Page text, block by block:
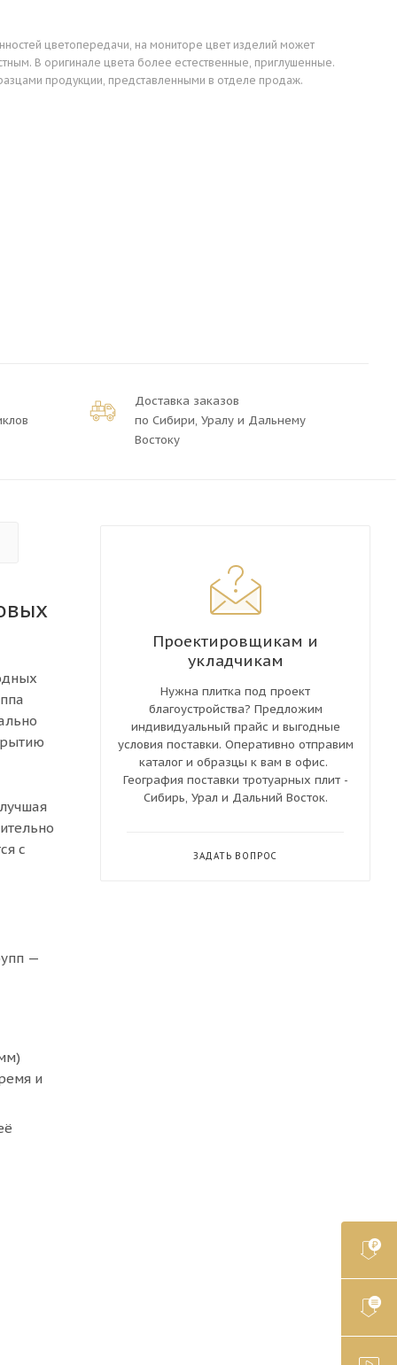
цветопередачи, на мониторе цвет изделий может
В оригинале цвета более естественные, приглушенные.
продукции, представленными в отделе продаж.
Доставка заказов
по Сибири, Уралу и Дальнему
Востоку
с
—
и
Проектировщикам и
укладчикам
Нужна плитка под проект
благоустройства? Предложим
индивидуальный прайс и выгодные
условия поставки. Оперативно отправим
каталог и образцы к вам в офис.
География поставки тротуарных плит -
Сибирь, Урал и Дальний Восток.
ЗАДАТЬ ВОПРОС